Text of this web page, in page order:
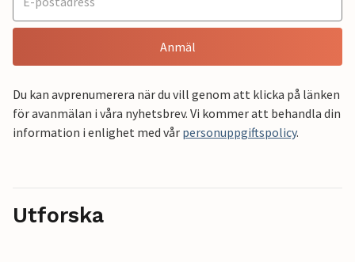
Anmäl
Du kan avprenumerera när du vill genom att klicka på länken
för avanmälan i våra nyhetsbrev. Vi kommer att behandla din
information i enlighet med vår personuppgiftspolicy.
Utforska